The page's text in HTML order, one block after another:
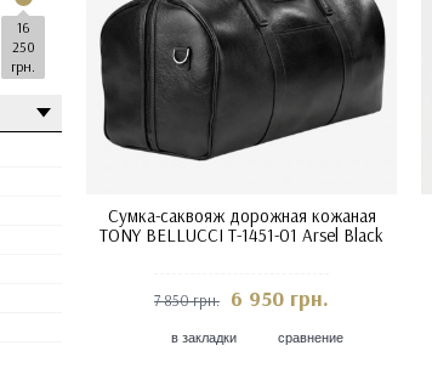
16
250
грн.
Сумка-саквояж дорожная кожаная
TONY BELLUCCI T-1451-01 Arsel Black
7 850 грн. 6 950 грн.
в закладки сравнение